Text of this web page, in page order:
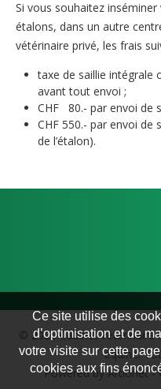
Si vous souhaitez
étalons, dans un autre
vétérinaire privé, les frais
taxe de saillie intégrale
avant tout envoi ;
CHF 80.- par envoi de
CHF 550.- par envoi de
de l’étalon).
© 2026 Cabinet vétérinaire
équine.
Powered by Artionet-
Ce site utilise des
d’optimisation et de
votre visite sur cette
cookies aux fins